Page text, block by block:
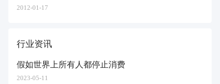
2012-01-17
行业资讯
假如世界上所有人都停止消费
2023-05-11